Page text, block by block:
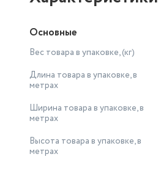
Основные
Вес товара в упаковке, (кг)
Длина товара в упаковке, в
метрах
Ширина товара в упаковке, в
метрах
Высота товара в упаковке, в
метрах